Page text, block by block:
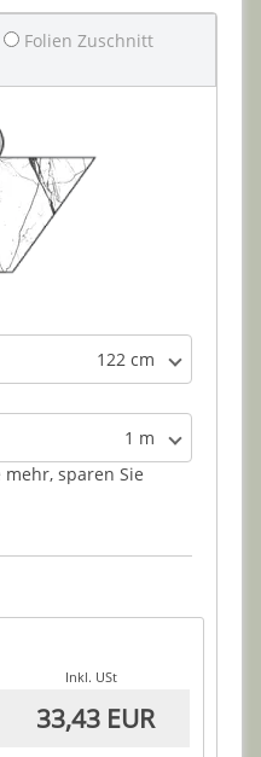
Folien Zuschnitt
122 cm
1 m
sparen Sie
Inkl. USt
33,43 EUR